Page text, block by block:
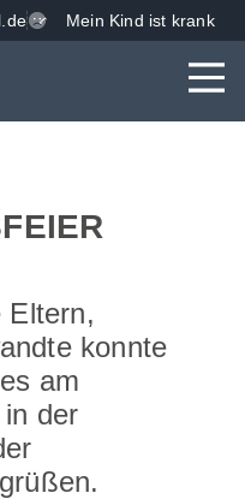
Mein Kind ist krank
Eltern,
konnte
am
der